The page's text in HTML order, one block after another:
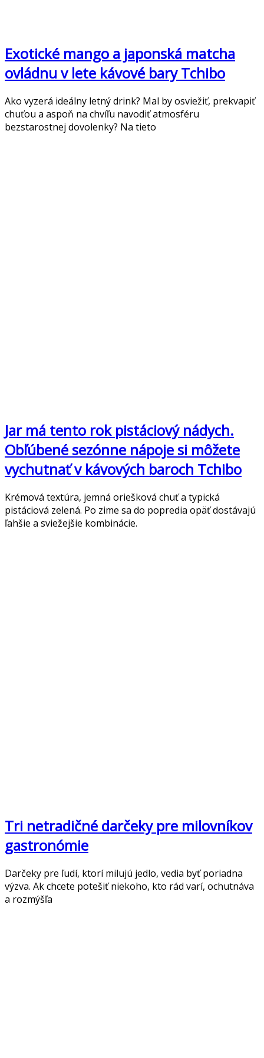
Exotické mango a japonská matcha
ovládnu v lete kávové bary Tchibo
Ako vyzerá ideálny letný drink? Mal by osviežiť, prekvapiť
chuťou a aspoň na chvíľu navodiť atmosféru
bezstarostnej dovolenky? Na tieto
Jar má tento rok pistáciový nádych.
Obľúbené sezónne nápoje si môžete
vychutnať v kávových baroch Tchibo
Krémová textúra, jemná oriešková chuť a typická
pistáciová zelená. Po zime sa do popredia opäť dostávajú
ľahšie a sviežejšie kombinácie.
Tri netradičné darčeky pre milovníkov
gastronómie
Darčeky pre ľudí, ktorí milujú jedlo, vedia byť poriadna
výzva. Ak chcete potešiť niekoho, kto rád varí, ochutnáva
a rozmýšľa